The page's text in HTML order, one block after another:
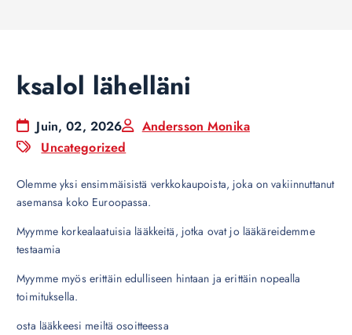
ksalol lähelläni
Juin, 02, 2026
Andersson Monika
Uncategorized
Olemme yksi ensimmäisistä verkkokaupoista, joka on vakiinnuttanut
asemansa koko Euroopassa.
Myymme korkealaatuisia lääkkeitä, jotka ovat jo lääkäreidemme
testaamia
Myymme myös erittäin edulliseen hintaan ja erittäin nopealla
toimituksella.
osta lääkkeesi meiltä osoitteessa